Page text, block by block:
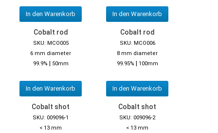
In den Warenkorb In den Warenkorb
Cobalt rod
SKU: MCO005
6 mm diameter
99.9% | 50mm
In den Warenkorb
Cobalt rod
SKU: MCO006
8 mm diameter
99.95% | 100mm
In den Warenkorb
Cobalt shot
SKU: 009096-1
< 13 mm
Cobalt shot
SKU: 009096-2
< 13 mm